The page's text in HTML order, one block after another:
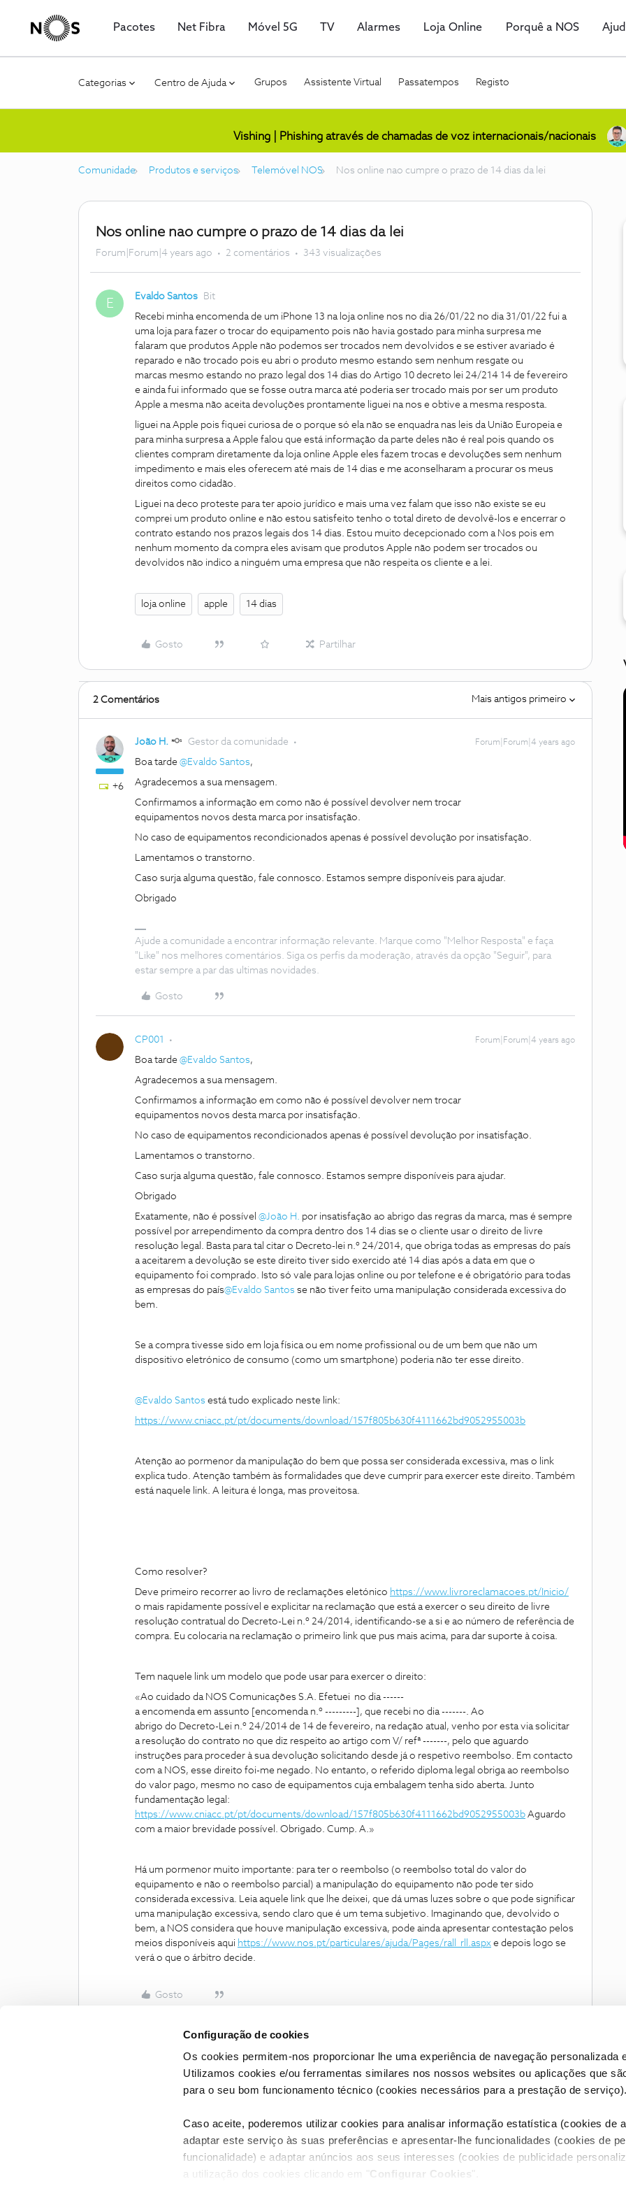
Configuração de cookies
Os cookies permitem-nos proporcionar lhe uma experiência de navegação personalizada
Utilizamos cookies e/ou ferramentas similares nos nossos websites ou aplicações que
para o seu bom funcionamento técnico (cookies necessários para a prestação de serviço).
Caso aceite, poderemos utilizar cookies para analisar informação estatística (cookies de
adaptar este serviço às suas preferências e apresentar-lhe funcionalidades (cookies de
funcionalidade) e adaptar anúncios aos seus interesses (cookies de publicidade
a utilização dos cookies clicando em " Configurar Cookies ".
Pacotes Net Fibra Móvel 5G TV Alarmes Loja Online Porquê a NOS
Categorias Centro de Ajuda Grupos Assistente Virtual Passatempos Registo
Vishing | Phishing através de chamadas de voz internacionais/nacionais
Comunidade Produtos e serviços Telemóvel NOS Nos online nao cumpre o prazo de 14 dias da lei
Nos online nao cumpre o prazo de 14 dias da lei
Forum|Forum|4 years ago 2 comentários 343 visualizações
E Evaldo Santos Bit
Recebi minha encomenda de um iPhone 13 na loja online nos no dia 26/01/22 no dia 31/01/22 fui a
uma loja para fazer o trocar do equipamento pois não havia gostado para minha surpresa me
falaram que produtos Apple não podemos ser trocados nem devolvidos e se estiver avariado é
reparado e não trocado pois eu abri o produto mesmo estando sem nenhum resgate ou
marcas mesmo estando no prazo legal dos 14 dias do Artigo 10 decreto lei 24/214 14 de fevereiro
e ainda fui informado que se fosse outra marca até poderia ser trocado mais por ser um produto
Apple a mesma não aceita devoluções prontamente liguei na nos e obtive a mesma resposta.
liguei na Apple pois fiquei curiosa de o porque só ela não se enquadra nas leis da União Europeia e
para minha surpresa a Apple falou que está informação da parte deles não é real pois quando os
clientes compram diretamente da loja online Apple eles fazem trocas e devoluções sem nenhum
impedimento e mais eles oferecem até mais de 14 dias e me aconselharam a procurar os meus
direitos como cidadão.
Liguei na deco proteste para ter apoio jurídico e mais uma vez falam que isso não existe se eu
comprei um produto online e não estou satisfeito tenho o total direto de devolvê-los e encerrar o
contrato estando nos prazos legais dos 14 dias. Estou muito decepcionado com a Nos pois em
nenhum momento da compra eles avisam que produtos Apple não podem ser trocados ou
devolvidos não indico a ninguém uma empresa que não respeita os cliente e a lei.
loja online apple 14 dias
Gosto Partilhar
2 Comentários Mais antigos primeiro
+6
João H. Gestor da comunidade Forum|Forum|4 years ago
Boa tarde @Evaldo Santos,
Agradecemos a sua mensagem.
Confirmamos a informação em como não é possível devolver nem trocar
equipamentos novos desta marca por insatisfação.
No caso de equipamentos recondicionados apenas é possível devolução por insatisfação.
Lamentamos o transtorno.
Caso surja alguma questão, fale connosco. Estamos sempre disponíveis para ajudar.
Obrigado
Ajude a comunidade a encontrar informação relevante. Marque como "Melhor Resposta" e faça
"Like" nos melhores comentários. Siga os perfis da moderação, através da opção "Seguir", para
estar sempre a par das ultimas novidades.
Gosto
CP001 Forum|Forum|4 years ago
Boa tarde @Evaldo Santos,
Agradecemos a sua mensagem.
Confirmamos a informação em como não é possível devolver nem trocar
equipamentos novos desta marca por insatisfação.
No caso de equipamentos recondicionados apenas é possível devolução por insatisfação.
Lamentamos o transtorno.
Caso surja alguma questão, fale connosco. Estamos sempre disponíveis para ajudar.
Obrigado
Exatamente, não é possível @João H. por insatisfação ao abrigo das regras da marca, mas é sempre
possível por arrependimento da compra dentro dos 14 dias se o cliente usar o direito de livre
resolução legal. Basta para tal citar o Decreto-lei n.º 24/2014, que obriga todas as empresas do país
a aceitarem a devolução se este direito tiver sido exercido até 14 dias após a data em que o
equipamento foi comprado. Isto só vale para lojas online ou por telefone e é obrigatório para todas
as empresas do país@Evaldo Santos se não tiver feito uma manipulação considerada excessiva do
bem.
Se a compra tivesse sido em loja física ou em nome profissional ou de um bem que não um
dispositivo eletrónico de consumo (como um smartphone) poderia não ter esse direito.
@Evaldo Santos está tudo explicado neste link:
https://www.cniacc.pt/pt/documents/download/157f805b630f4111662bd9052955003b
Atenção ao pormenor da manipulação do bem que possa ser considerada excessiva, mas o link
explica tudo. Atenção também às formalidades que deve cumprir para exercer este direito. Também
está naquele link. A leitura é longa, mas proveitosa.
Como resolver?
Deve primeiro recorrer ao livro de reclamações eletónico https://www.livroreclamacoes.pt/Inicio/
o mais rapidamente possível e explicitar na reclamação que está a exercer o seu direito de livre
resolução contratual do Decreto-Lei n.º 24/2014, identificando-se a si e ao número de referência de
compra. Eu colocaria na reclamação o primeiro link que pus mais acima, para dar suporte à coisa.
Tem naquele link um modelo que pode usar para exercer o direito:
«Ao cuidado da NOS Comunicações S.A. Efetuei no dia ------
a encomenda em assunto [encomenda n.º ---------], que recebi no dia -------. Ao
abrigo do Decreto-Lei n.º 24/2014 de 14 de fevereiro, na redação atual, venho por esta via solicitar
a resolução do contrato no que diz respeito ao artigo com V/ refª -------, pelo que aguardo
instruções para proceder à sua devolução solicitando desde já o respetivo reembolso. Em contacto
com a NOS, esse direito foi-me negado. No entanto, o referido diploma legal obriga ao reembolso
do valor pago, mesmo no caso de equipamentos cuja embalagem tenha sido aberta. Junto
fundamentação legal:
https://www.cniacc.pt/pt/documents/download/157f805b630f4111662bd9052955003b Aguardo
com a maior brevidade possível. Obrigado. Cump. A.»
Há um pormenor muito importante: para ter o reembolso (o reembolso total do valor do
equipamento e não o reembolso parcial) a manipulação do equipamento não pode ter sido
considerada excessiva. Leia aquele link que lhe deixei, que dá umas luzes sobre o que pode significar
uma manipulação excessiva, sendo claro que é um tema subjetivo. Imaginando que, devolvido o
bem, a NOS considera que houve manipulação excessiva, pode ainda apresentar contestação pelos
meios disponíveis aqui https://www.nos.pt/particulares/ajuda/Pages/rall_rll.aspx e depois logo se
verá o que o árbitro decide.
Gosto
Condições do Fórum NOS Accessibility statement